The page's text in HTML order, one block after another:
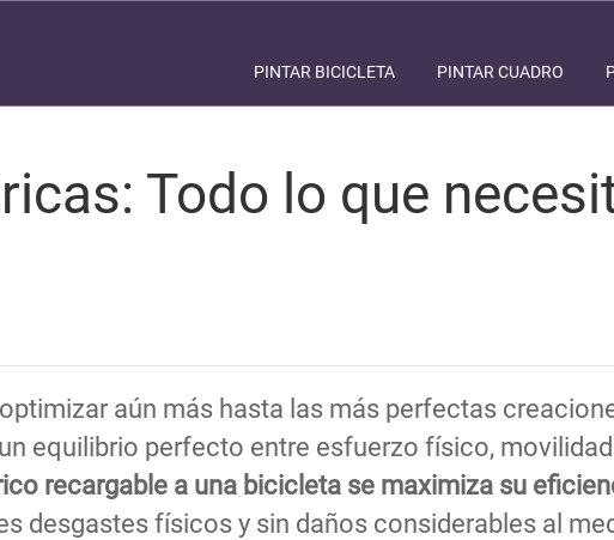
PINTAR BICICLETA PINTAR CUADRO
Todo lo que
aún más hasta las más perfectas
equilibrio perfecto entre esfuerzo físico,
recargable a una bicicleta se maximiza su
desgastes físicos y sin daños considerables al